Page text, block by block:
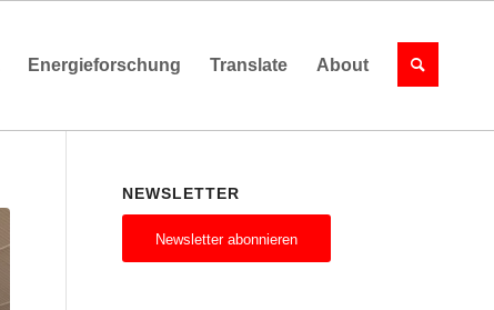
Energieforschung Translate About
NEWSLETTER
Newsletter abonnieren